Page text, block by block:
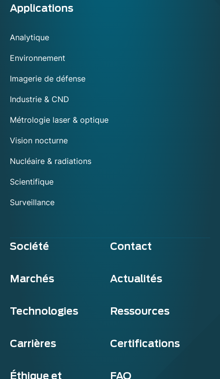
Applications
Analytique
Environnement
Imagerie de défense
Industrie & CND
Métrologie laser & optique
Vision nocturne
Nucléaire & radiations
Scientifique
Surveillance
Société Contact
Marchés Actualités
Technologies Ressources
Carrières Certifications
Éthique et FAQ